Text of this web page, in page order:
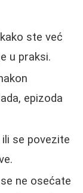
ste već
u praksi.
epizoda
se povezite
ne osećate